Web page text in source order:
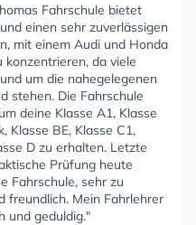
Fahrschule bietet
einen sehr zuverlässigen
mit einem Audi und Honda
da viele
um die nahegelegenen
stehen. Die Fahrschule
deine Klasse A1, Klasse
Klasse BE, Klasse C1,
D zu erhalten. Letzte
Prüfung heute
Fahrschule, sehr zu
freundlich. Mein Fahrlehrer
und geduldig."